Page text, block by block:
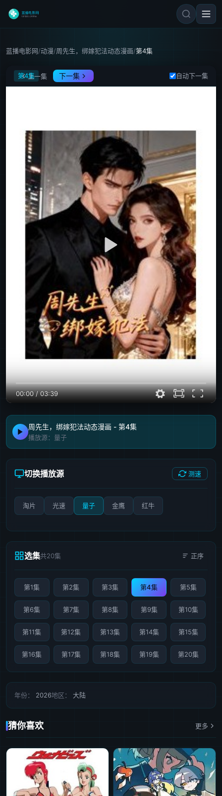
蓝播电影网/动漫/周先生，绑嫁犯法动态漫画/第4集
周先生，绑嫁犯法动态漫画
第4集上一集 下一集 自动下一集
00:00/03:39
周先生，绑嫁犯法动态漫画 - 第4集
播放源：量子
切换播放源 测速
淘片 光速 量子 金鹰 红牛
选集共20集 正序
第1集 第2集 第3集 第4集 第5集
第6集 第7集 第8集 第9集 第10集
第11集 第12集 第13集 第14集 第15集
第16集 第17集 第18集 第19集 第20集
年份： 2026地区： 大陆
猜你喜欢 更多